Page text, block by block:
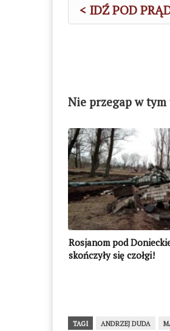
< IDŹ POD
Nie przegap w tym
Rosjanom pod
skończyły się czołgi!
TAGI ANDRZEJ DUDA